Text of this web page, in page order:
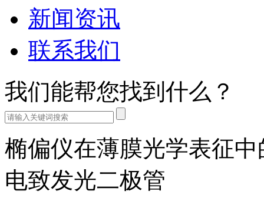
新闻资讯
联系我们
我们能帮您找到什么？
椭偏仪在薄膜光学表征
电致发光二极管